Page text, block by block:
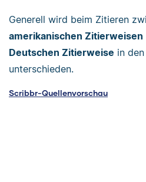
Generell wird beim Zitieren
amerikanischen Zitierweisen
Deutschen Zitierweise in
unterschieden.
Scribbr-Quellenvorschau